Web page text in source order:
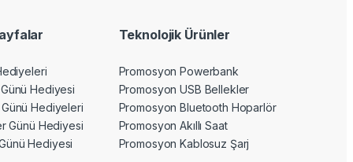
Hediyesi
Hediyeleri
Günü Hediyesi
Hediyesi
Teknolojik Ürünler
Promosyon Powerbank
Promosyon USB Bellekler
Promosyon Bluetooth Hoparlör
Promosyon Akıllı Saat
Promosyon Kablosuz Şarj